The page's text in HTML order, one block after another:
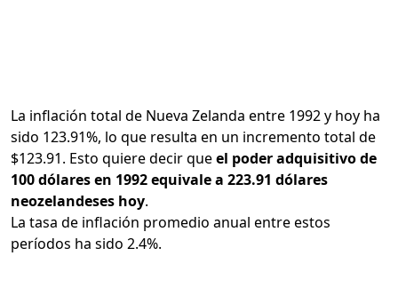
La inflación total de Nueva Zelanda entre 1992 y hoy ha
sido 123.91%, lo que resulta en un incremento total de
$123.91. Esto quiere decir queel poder adquisitivo de
100 dólares en 1992 equivale a 223.91 dólares
neozelandeses hoy.
La tasa de inflación promedio anual entre estos
períodos ha sido 2.4%.